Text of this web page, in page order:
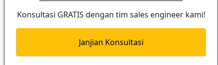
Konsultasi GRATIS dengan tim sales engineer kami!
Janjian Konsultasi